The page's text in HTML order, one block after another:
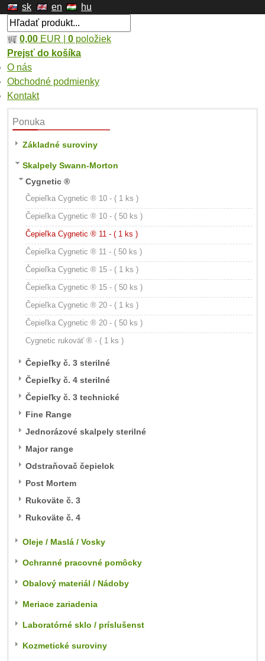
sk en hu
0,00 EUR | 0 položiek
Prejsť do košíka
O nás
Obchodné podmienky
Kontakt
Ponuka
Základné suroviny
Skalpely Swann-Morton
Cygnetic ®
Čepieľka Cygnetic ® 10 - ( 1 ks )
Čepieľka Cygnetic ® 10 - ( 50 ks )
Čepieľka Cygnetic ® 11 - ( 1 ks )
Čepieľka Cygnetic ® 11 - ( 50 ks )
Čepieľka Cygnetic ® 15 - ( 1 ks )
Čepieľka Cygnetic ® 15 - ( 50 ks )
Čepieľka Cygnetic ® 20 - ( 1 ks )
Čepieľka Cygnetic ® 20 - ( 50 ks )
Cygnetic rukoväť ® - ( 1 ks )
Čepieľky č. 3 sterilné
Čepieľky č. 4 sterilné
Čepieľky č. 3 technické
Fine Range
Jednorázové skalpely sterilné
Major range
Odstraňovač čepielok
Post Mortem
Rukoväte č. 3
Rukoväte č. 4
Oleje / Maslá / Vosky
Ochranné pracovné pomôcky
Obalový materiál / Nádoby
Meriace zariadenia
Laboratórné sklo / príslušenst
Kozmetické suroviny